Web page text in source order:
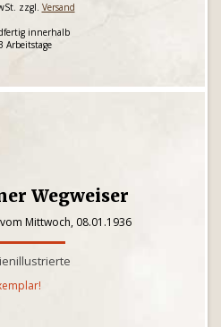
zzgl. Versand
innerhalb
Arbeitstage
Wegweiser
Mittwoch, 08.01.1936